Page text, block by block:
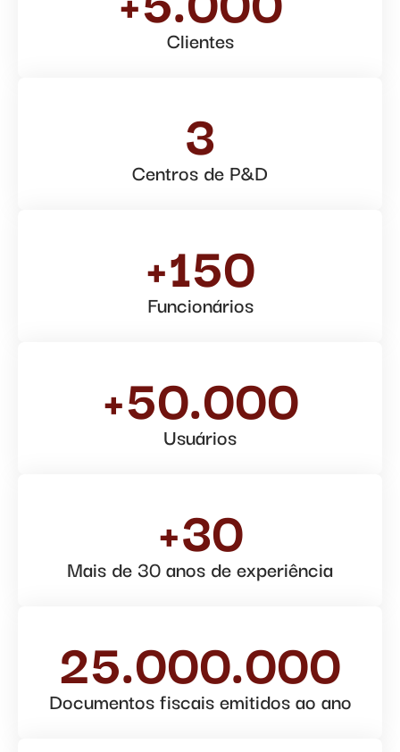
Clientes
3
Centros de P&D
+150
Funcionários
+50.000
Usuários
+30
Mais de 30 anos de experiência
25.000.000
Documentos fiscais emitidos ao ano